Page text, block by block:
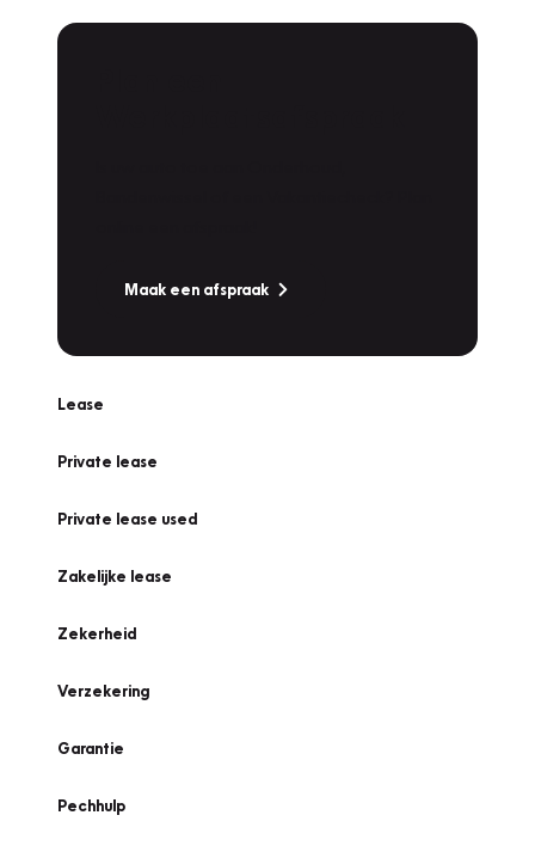
Maak een afspraak
Lease
Private lease
Private lease used
Zakelijke lease
Zekerheid
Verzekering
Garantie
Pechhulp